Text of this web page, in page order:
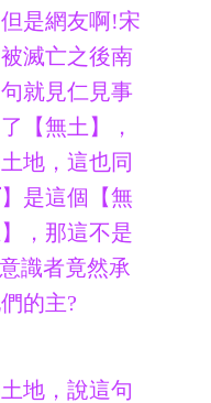
是網友啊!宋
滅亡之後南
就見仁見事
【無土】，
地，這也同
】是這個【無
，那這不是
識者竟然承
的主?
地，說這句